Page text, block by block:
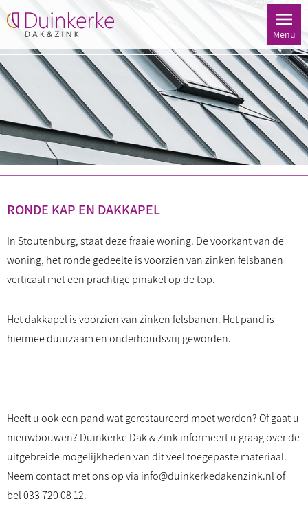
Menu
RONDE KAP EN DAKKAPEL
In Stoutenburg, staat deze fraaie woning. De voorkant van de
woning, het ronde gedeelte is voorzien van zinken felsbanen
verticaal met een prachtige pinakel op de top.
Het dakkapel is voorzien van zinken felsbanen. Het pand is
hiermee duurzaam en onderhoudsvrij geworden.
Heeft u ook een pand wat gerestaureerd moet worden? Of gaat u
nieuwbouwen? Duinkerke Dak & Zink informeert u graag over de
uitgebreide mogelijkheden van dit veel toegepaste materiaal.
Neem contact met ons op via info@duinkerkedakenzink.nlof
bel033 720 08 12.